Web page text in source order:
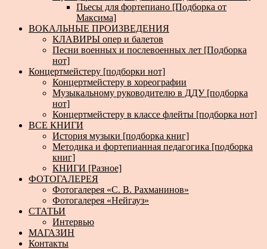
Пьесы для фортепиано [Подборка от
Максима]
ВОКАЛЬНЫЕ ПРОИЗВЕДЕНИЯ
КЛАВИРЫ опер и балетов
Песни военных и послевоенных лет [Подборка
нот]
Концертмейстеру [подборки нот]
Концертмейстеру в хореографии
Музыкальному руководителю в ДДУ [подборка
нот]
Концертмейстеру в классе флейты [подборка нот]
ВСЕ КНИГИ
История музыки [подборка книг]
Методика и фортепианная педагогика [подборка
книг]
КНИГИ [Разное]
ФОТОГАЛЕРЕЯ
Фотогалерея «С. В. Рахманинов»
Фотогалерея «Нейгауз»
СТАТЬИ
Интервью
МАГАЗИН
Контакты